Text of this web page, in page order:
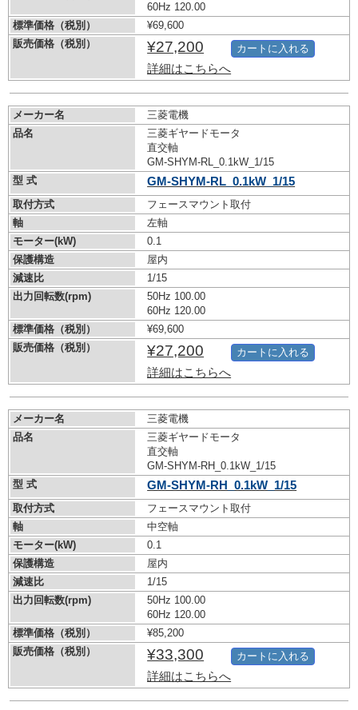
60Hz 120.00
標準価格（税別）
¥69,600
販売価格（税別）
¥27,200
詳細はこちらへ
カートに入れる
メーカー名
三菱電機
品名
三菱ギヤードモータ
直交軸
GM-SHYM-RL_0.1kW_1/15
型 式
GM-SHYM-RL_0.1kW_1/15
取付方式
フェースマウント取付
軸
左軸
モーター(kW)
0.1
保護構造
屋内
減速比
1/15
出力回転数(rpm)
50Hz 100.00
60Hz 120.00
標準価格（税別）
¥69,600
販売価格（税別）
¥27,200
詳細はこちらへ
カートに入れる
メーカー名
三菱電機
品名
三菱ギヤードモータ
直交軸
GM-SHYM-RH_0.1kW_1/15
型 式
GM-SHYM-RH_0.1kW_1/15
取付方式
フェースマウント取付
軸
中空軸
モーター(kW)
0.1
保護構造
屋内
減速比
1/15
出力回転数(rpm)
50Hz 100.00
60Hz 120.00
標準価格（税別）
¥85,200
販売価格（税別）
¥33,300
詳細はこちらへ
カートに入れる